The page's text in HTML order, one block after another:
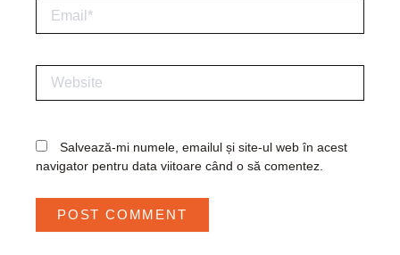
Salvează-mi numele, emailul și site-ul web în acest
navigator pentru data viitoare când o să comentez.